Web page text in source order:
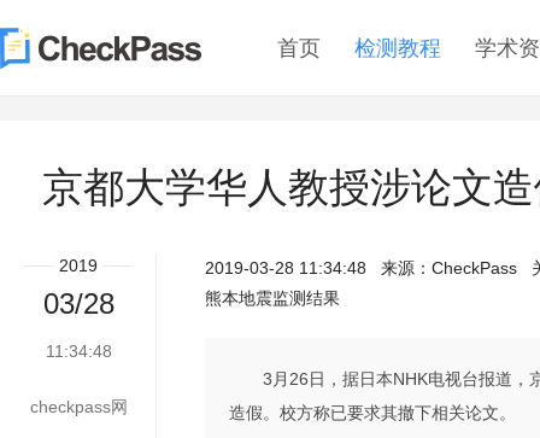
首页 检测教程 学术
京都大学华人教授涉论文
2019
03/28
11:34:48
checkpass网
2019-03-28 11:34:48 来源：CheckPass
熊本地震监测结果
3月26日，据日本NHK电视台报道，
造假。校方称已要求其撤下相关论文。